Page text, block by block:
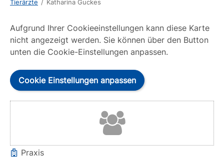
Tierärzte / Katharina Guckes
Aufgrund Ihrer Cookieeinstellungen kann diese Karte
nicht angezeigt werden. Sie können über den Button
unten die Cookie-Einstellungen anpassen.
Cookie Einstellungen anpassen
Praxis